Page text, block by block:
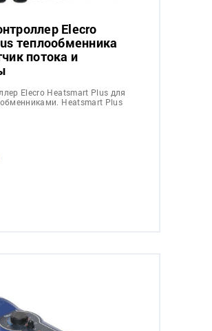
Elecro
теплообменника
потока и
Elecro Heatsmart Plus для
Heatsmart Plus